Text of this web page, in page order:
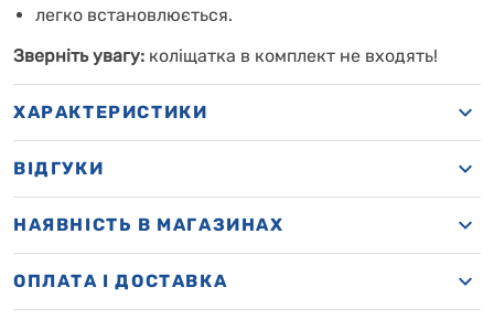
легко встановлюється.
Зверніть увагу: коліщатка в комплект не входять!
ХАРАКТЕРИСТИКИ
ВІДГУКИ
НАЯВНІСТЬ В МАГАЗИНАХ
OПЛАТА І ДОСТАВКА